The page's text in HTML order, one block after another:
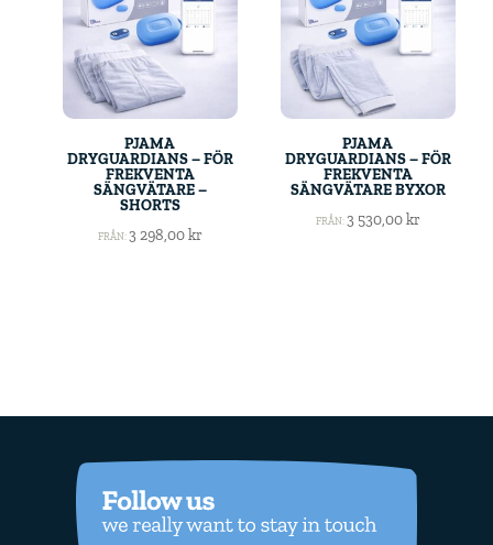
PJAMA
DRYGUARDIANS – FÖR
FREKVENTA
SÄNGVÄTARE –
SHORTS
FRÅN:3 298,00kr
PJAMA
DRYGUARDIANS – FÖR
FREKVENTA
SÄNGVÄTARE BYXOR
FRÅN:3 530,00kr